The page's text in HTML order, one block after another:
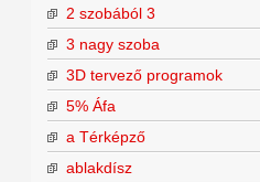
2 szobából 3
3 nagy szoba
3D tervező programok
5% Áfa
a Térképző
ablakdísz